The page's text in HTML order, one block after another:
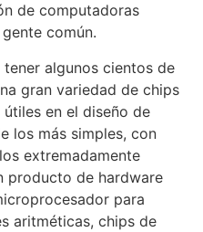
de computadoras
común.
algunos cientos de
gran variedad de chips
en el diseño de
los más simples, con
extremadamente
producto de hardware
para
aritméticas, chips de